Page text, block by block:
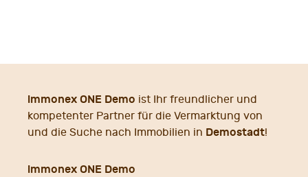
immonex ONE Demo ist Ihr freundlicher und
kompetenter Partner für die Vermarktung von
und die Suche nach Immobilien in Demostadt!
immonex ONE Demo